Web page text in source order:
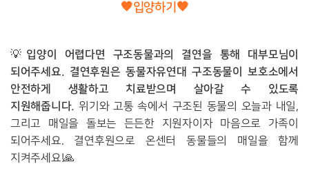
🧡입양하기 🧡
💡 입양이 어렵다면 구조동물과의 결연을 통해 대부모님이
되어주세요. 결연후원은 동물자유연대 구조동물이 보호소에서
안전하게 생활하고 치료받으며 살아갈 수 있도록
지원해줍니다. 위기와 고통 속에서 구조된 동물의 오늘과 내일,
그리고 매일을 돌보는 든든한 지원자이자 마음으로 가족이
되어주세요. 결연후원으로 온센터 동물들의 매일을 함께
지켜주세요!🙏